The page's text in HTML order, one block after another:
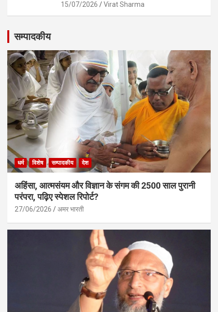
15/07/2026 Virat Sharma
सम्पादकीय
धर्म विशेष सम्पादकीय देश
अहिंसा, आत्मसंयम और विज्ञान के संगम की 2500 साल पुरानी
परंपरा, पढ़िए स्पेशल रिपोर्ट?
27/06/2026 अमर भारती